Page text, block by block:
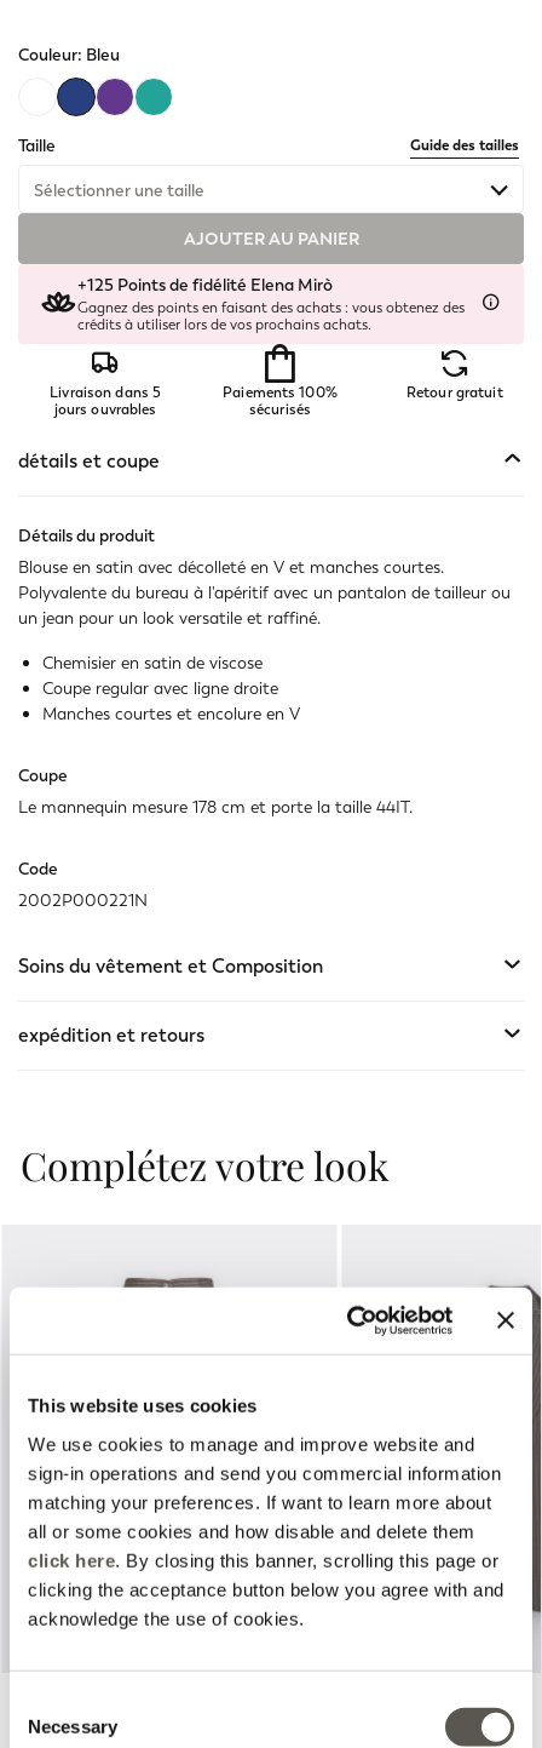
This website uses cookies
We use cookies to manage and improve website and
sign-in operations and send you commercial information
matching your preferences. If want to learn more about
all or some cookies and how disable and delete them
click here. By closing this banner, scrolling this page or
clicking the acceptance button below you agree with and
acknowledge the use of cookies.
Selection
Necessary
Couleur: Bleu
Taille
Guide des tailles
Sélectionner une taille
Disponible
Disponible
Disponible
Disponible
Disponible
Non disponible
AJOUTER AU PANIER
+125 Points de fidélité Elena Mirò
Gagnez des points en faisant des achats : vous obtenez des
crédits à utiliser lors de vos prochains achats.
Livraison dans 5
jours ouvrables
Paiements 100%
sécurisés
Retour gratuit
détails et coupe
Détails du produit
Blouse en satin avec décolleté en V et manches courtes.
Polyvalente du bureau à l'apéritif avec un pantalon de tailleur ou
un jean pour un look versatile et raffiné.
Chemisier en satin de viscose
Coupe regular avec ligne droite
Manches courtes et encolure en V
Coupe
Le mannequin mesure 178 cm et porte la taille 44IT.
Code
2002P000221N
Soins du vêtement et Composition
expédition et retours
Complétez votre look
Gris
Price reduced from
to €95,00
Price reduced from
€177,50
Previous